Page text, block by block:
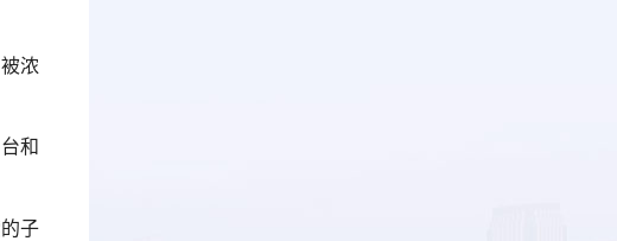
浓
和
子